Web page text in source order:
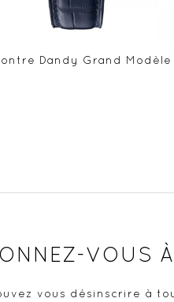
Dandy Grand Modèle
VOUS
vous désinscrire à